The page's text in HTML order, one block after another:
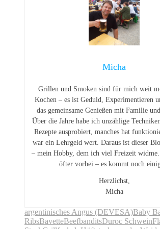
Micha
Grillen und Smoken sind für mich weit
Kochen – es ist Geduld, Experimentieren
das gemeinsame Genießen mit Familie
Über die Jahre habe ich unzählige
Rezepte ausprobiert, manches hat
war ein Lehrgeld wert. Daraus ist dieser
– mein Hobby, dem ich viel Freizeit widme.
öfter vorbei – es kommt noch
Herzlichst,
Micha
argentinisches Angus (DEVESA)Baby
RibsBavetteBeefbanditsDuroc Schwein